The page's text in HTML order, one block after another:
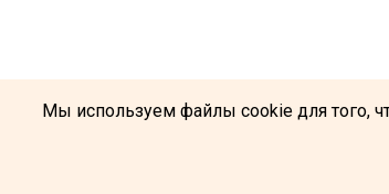
Мы используем файлы cookie для того,